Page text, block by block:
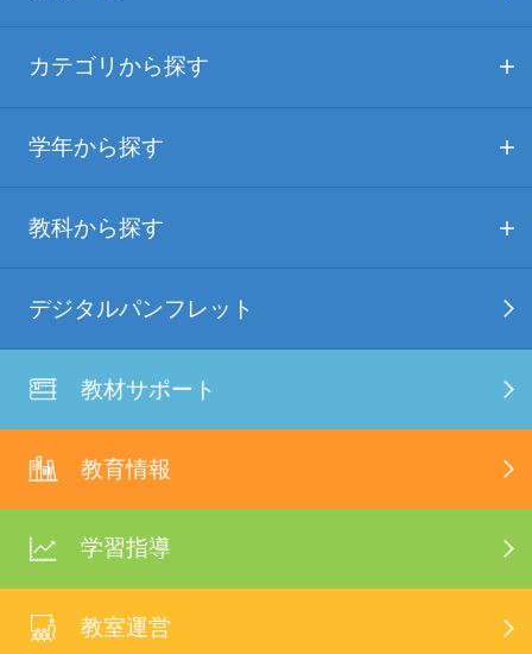
カテゴリから探す
学年から探す
教科から探す
デジタルパンフレット
教材サポート
教育情報
学習指導
教室運営